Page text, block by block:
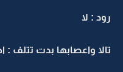
رود : لا
تالا واعصابها بدت تتلف